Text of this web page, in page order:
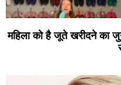
महिला को है जूते खरीदने का